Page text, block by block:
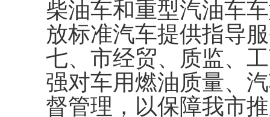
柴油车和重型汽油车
放标准汽车提供指导
七、市经贸、质监、
强对车用燃油质量、
督管理，以保障我市